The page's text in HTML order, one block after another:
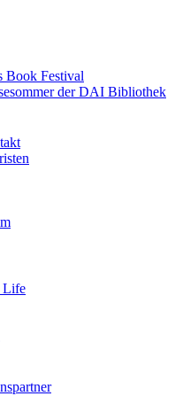
Book Festival
der DAI Bibliothek
Life